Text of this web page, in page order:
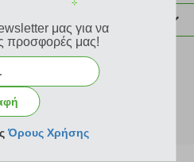
Plus4u.gr
μας για να
προσφορές μας!
Όρους Χρήσης